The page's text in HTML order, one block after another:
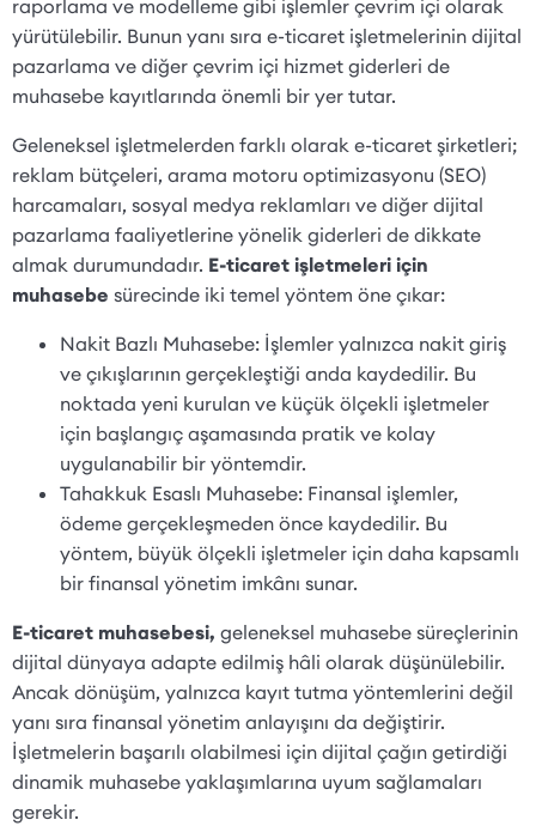
raporlama ve modelleme gibi işlemler çevrim içi olarak
yürütülebilir. Bunun yanı sıra e-ticaret işletmelerinin dijital
pazarlama ve diğer çevrim içi hizmet giderleri de
muhasebe kayıtlarında önemli bir yer tutar.
Geleneksel işletmelerden farklı olarak e-ticaret şirketleri;
reklam bütçeleri, arama motoru optimizasyonu (SEO)
harcamaları, sosyal medya reklamları ve diğer dijital
pazarlama faaliyetlerine yönelik giderleri de dikkate
almak durumundadır. E-ticaret işletmeleri için
muhasebe sürecinde iki temel yöntem öne çıkar:
Nakit Bazlı Muhasebe: İşlemler yalnızca nakit giriş
ve çıkışlarının gerçekleştiği anda kaydedilir. Bu
noktada yeni kurulan ve küçük ölçekli işletmeler
için başlangıç aşamasında pratik ve kolay
uygulanabilir bir yöntemdir.
Tahakkuk Esaslı Muhasebe: Finansal işlemler,
ödeme gerçekleşmeden önce kaydedilir. Bu
yöntem, büyük ölçekli işletmeler için daha kapsamlı
bir finansal yönetim imkânı sunar.
E-ticaret muhasebesi, geleneksel muhasebe süreçlerinin
dijital dünyaya adapte edilmiş hâli olarak düşünülebilir.
Ancak dönüşüm, yalnızca kayıt tutma yöntemlerini değil
yanı sıra finansal yönetim anlayışını da değiştirir.
İşletmelerin başarılı olabilmesi için dijital çağın getirdiği
dinamik muhasebe yaklaşımlarına uyum sağlamaları
gerekir.